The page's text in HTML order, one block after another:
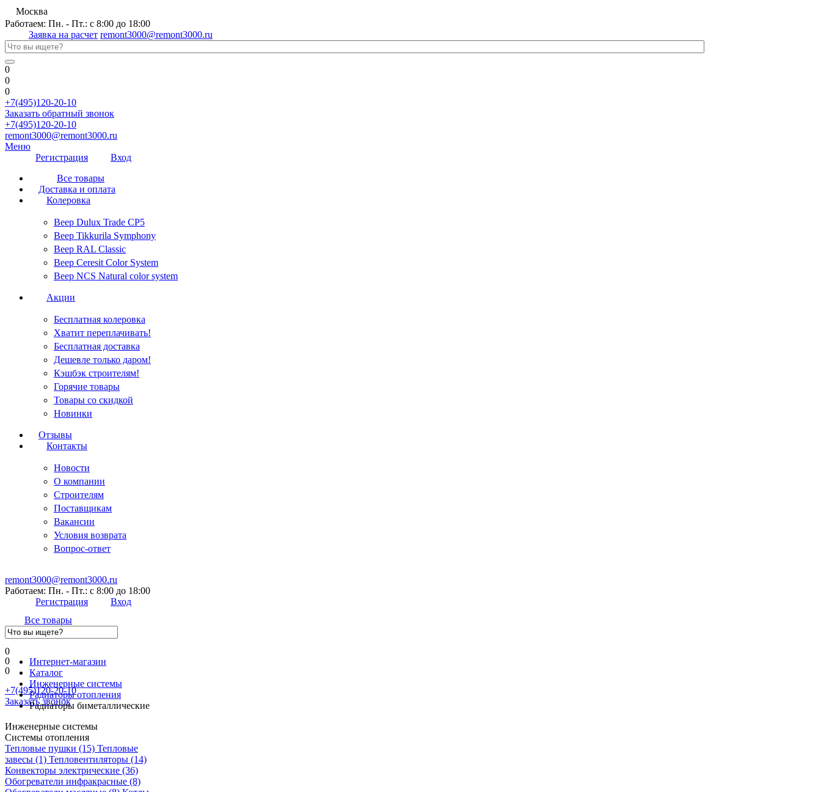
Москва
Работаем: Пн. - Пт.: с 8:00 до 18:00
Заявка на расчет remont3000@remont3000.ru
0
0
0
+7(495)120-20-10
Заказать обратный звонок
+7(495)120-20-10
remont3000@remont3000.ru
Меню
Регистрация
Вход
Все товары
Доставка и оплата
Колеровка
Веер Dulux Trade CP5
Веер Tikkurila Symphony
Веер RAL Classic
Веер Ceresit Color System
Веер NCS Natural color system
Акции
Бесплатная колеровка
Хватит переплачивать!
Бесплатная доставка
Дешевле только даром!
Кэшбэк строителям!
Горячие товары
Товары со скидкой
Новинки
Отзывы
Контакты
Новости
О компании
Строителям
Поставщикам
Вакансии
Условия возврата
Вопрос-ответ
remont3000@remont3000.ru
Работаем: Пн. - Пт.: с 8:00 до 18:00
Регистрация
Вход
Все товары
0
0
0
+7(495)120-20-10
Заказать звонок
Интернет-магазин
Каталог
Инженерные системы
Радиаторы отопления
Радиаторы биметаллические
Инженерные системы
Системы отопления
Тепловые пушки (15) Тепловые
завесы (1) Тепловентиляторы (14)
Конвекторы электрические (36)
Обогреватели инфракрасные (8)